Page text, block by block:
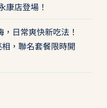
康店登場！
日常爽快新吃法！
相，聯名套餐限時開